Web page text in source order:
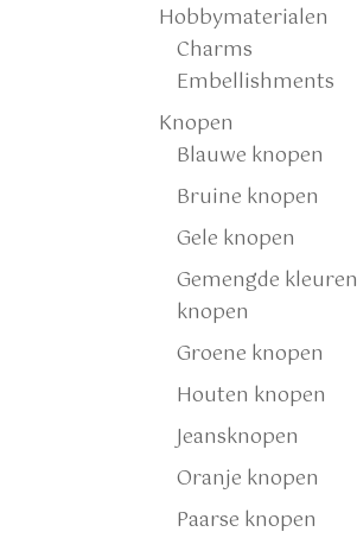
Hobbymaterialen
Charms
Embellishments
Knopen
Blauwe knopen
Bruine knopen
Gele knopen
Gemengde kleuren
knopen
Groene knopen
Houten knopen
Jeansknopen
Oranje knopen
Paarse knopen